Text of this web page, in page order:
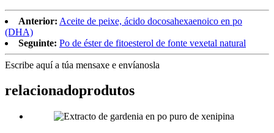
Anterior: Aceite de peixe, ácido docosahexaenoico en po
(DHA)
Seguinte: Po de éster de fitoesterol de fonte vexetal natural
Escribe aquí a túa mensaxe e envíanosla
relacionadoprodutos